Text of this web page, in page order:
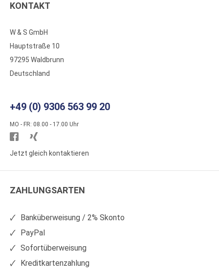
KONTAKT
W & S GmbH
Hauptstraße 10
97295 Waldbrunn
Deutschland
+49 (0) 9306 563 99 20
MO - FR: 08.00 - 17.00 Uhr
Besuchen
Sie
auf
Sie
auf
Jetzt gleich kontaktieren
ZAHLUNGSARTEN
Banküberweisung / 2% Skonto
PayPal
Sofortüberweisung
Kreditkartenzahlung